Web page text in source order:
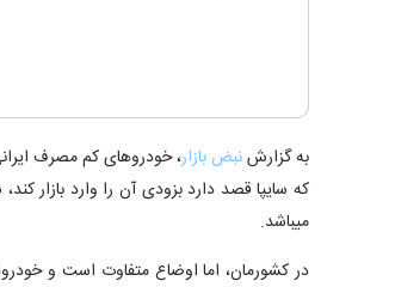
به گزارشنبض بازار، خودروهای کم مصرف
که سایپا قصد دارد بزودی آن را وارد
میباشد.
در کشورمان، اما اوضاع متفاوت است و